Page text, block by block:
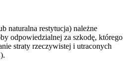
— szybkie podsumowanie
naturalna restytucja) należne
odpowiedzialnej za szkodę, którego
straty rzeczywistej i utraconych